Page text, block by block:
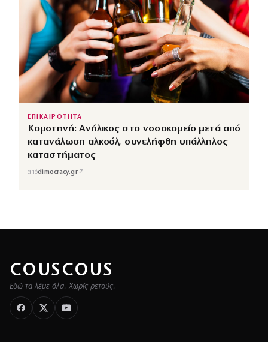
ΕΠΙΚΑΙΡΟΤΗΤΑ
Κομοτηνή: Ανήλικος στο νοσοκομείο μετά από
κατανάλωση αλκοόλ, συνελήφθη υπάλληλος
καταστήματος
απόdimocracy.gr↗
COUSCOUS
Εδώ τα λέμε όλα. Χωρίς ρετούς.